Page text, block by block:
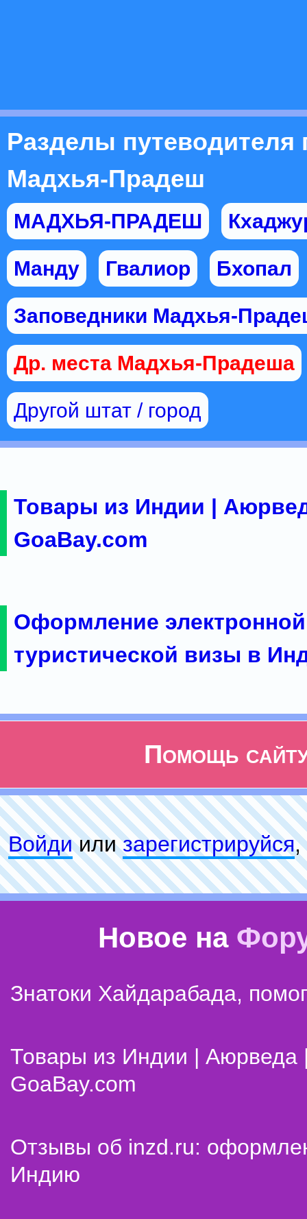
Разделы путеводителя
Мадхья-Прадеш
МАДХЬЯ-ПРАДЕШ
Манду Гвалиор Бхопал
Заповедники Мадхья-
Др. места Мадхья-Прадеша
Другой штат / город
Товары из Индии |
GoaBay.com
Оформление электронной
туристической визы в
Помощь
Войдиилизарeгиcтpируйся,
Новое на
Знатоки Хайдарабада,
Товары из Индии | Аюрведа
GoaBay.com
Отзывы об inzd.ru:
Индию